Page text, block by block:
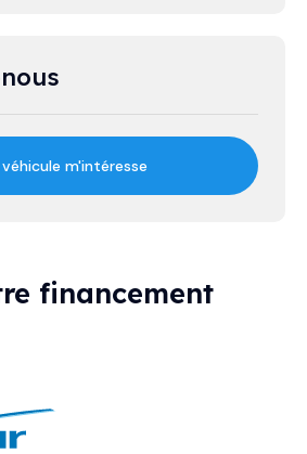
véhicule m'intéresse
financement